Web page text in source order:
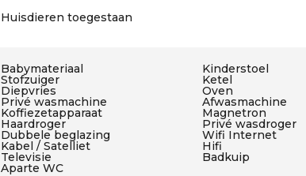
Huisdieren toegestaan
Babymateriaal Kinderstoel
Stofzuiger Ketel
Diepvries Oven
Privé wasmachine Afwasmachine
Koffiezetapparaat Magnetron
Haardroger Privé wasdroger
Dubbele beglazing Wifi Internet
Kabel / Satelliet Hifi
Televisie Badkuip
Aparte WC